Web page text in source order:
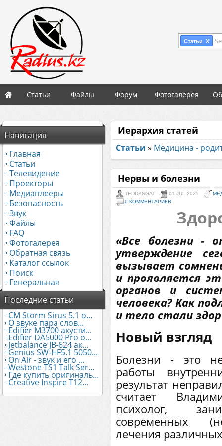
Статьи X
Статьи Файлы Форум Фотогалерея
Навигация
Главная
Статьи
Телевидение
Проекторы
Медиаплееры
Безопасность
Звук
Файлы
FAQ
Фотогалерея
Обратная связь
Каталог ссылок
Поиск
Генеральная
Последние статьи
CM Storm Sirus 5.1 о...
О звуке пара слов...
Edifier М3700 акусти...
Edifier DA5000 Pro о...
Jetbalance JB-624 ак...
Genius SW-HF5.1 5050...
On Air - звук и его ...
Westone TS1 Talk Ser...
Где купить оригиналь...
Creative Inspire T12...
Иерархия статей
Статьи » Медицина -
Нервы и болезни
TEDDYSGAT 01 JUL 2025
0 КОММЕНТАРИЕВ
«Все болезни -
утверждение
вызывает
и проявляется
органов и
человека? Как
и тело стали
Новый взгляд
Болезни - это
работы
результат
считает
психолог,
современных
лечения